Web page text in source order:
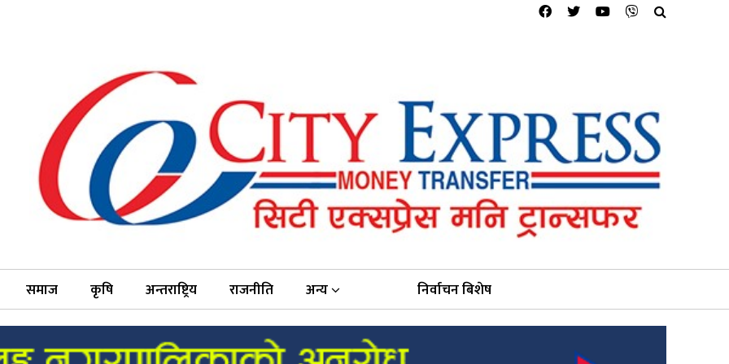
समाज कृषि अन्तराष्ट्रिय राजनीति अन्य निर्वाचन बिशेष